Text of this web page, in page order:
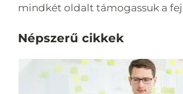
mindkét oldalt támogassuk a
Népszerű cikkek